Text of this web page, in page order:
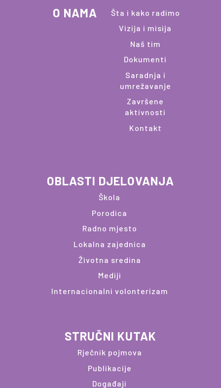
O NAMA
Šta i kako radimo
Vizija i misija
Naš tim
Dokumenti
Saradnja i
umrežavanje
Završene
aktivnosti
Kontakt
OBLASTI DJELOVANJA
Škola
Porodica
Radno mjesto
Lokalna zajednica
Životna sredina
Mediji
Internacionalni volonterizam
STRUČNI KUTAK
Rječnik pojmova
Publikacije
Događaji